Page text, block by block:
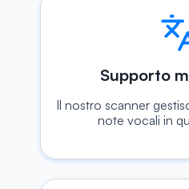
Supporto
Il nostro scanner
note vocali in